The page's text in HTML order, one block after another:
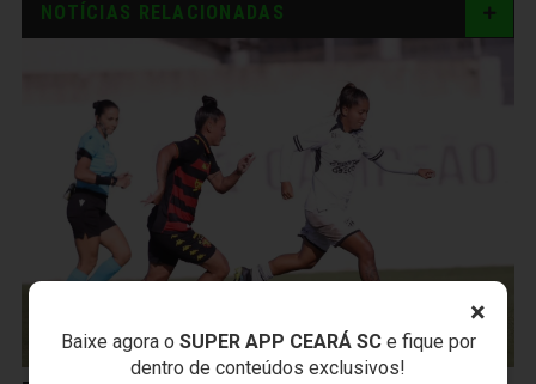
×
Baixe agora o SUPER APP CEARÁ SCe fique por
dentro de conteúdos exclusivos!
NOTÍCIAS RELACIONADAS